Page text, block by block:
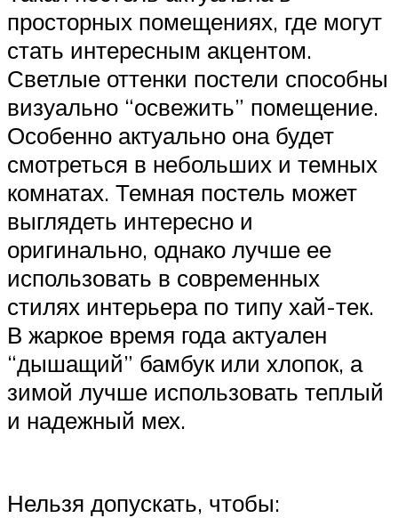
просторных помещениях, где могут
стать интересным акцентом.
Светлые оттенки постели способны
визуально “освежить” помещение.
Особенно актуально она будет
смотреться в небольших и темных
комнатах. Темная постель может
выглядеть интересно и
оригинально, однако лучше ее
использовать в современных
стилях интерьера по типу хай-тек.
В жаркое время года актуален
“дышащий” бамбук или хлопок, а
зимой лучше использовать теплый
и надежный мех.
Нельзя допускать, чтобы: